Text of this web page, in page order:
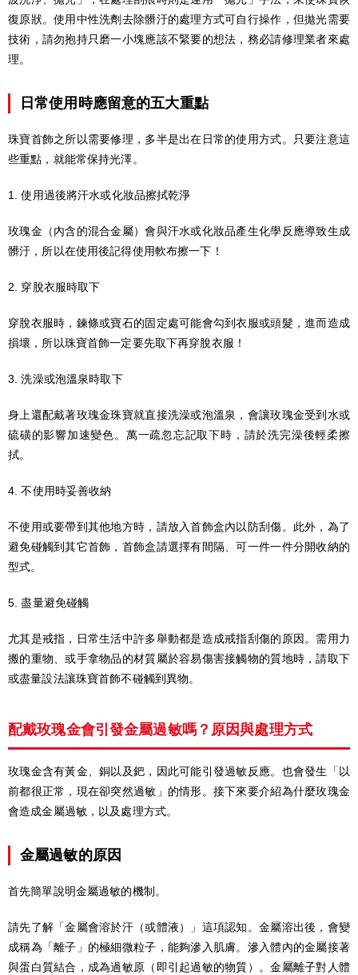
復原狀。使用中性洗劑去除髒汙的處理方式可自行操作，但拋光需要
技術，請勿抱持只磨一小塊應該不緊要的想法，務必請修理業者來處
理。
日常使用時應留意的五大重點
珠寶首飾之所以需要修理，多半是出在日常的使用方式。只要注意這
些重點，就能常保持光澤。
1. 使用過後將汗水或化妝品擦拭乾淨
玫瑰金（內含的混合金屬）會與汗水或化妝品產生化學反應導致生成
髒汙，所以在使用後記得使用軟布擦一下！
2. 穿脫衣服時取下
穿脫衣服時，鍊條或寶石的固定處可能會勾到衣服或頭髮，進而造成
損壞，所以珠寶首飾一定要先取下再穿脫衣服！
3. 洗澡或泡溫泉時取下
身上還配戴著玫瑰金珠寶就直接洗澡或泡溫泉，會讓玫瑰金受到水或
硫磺的影響加速變色。萬一疏忽忘記取下時，請於洗完澡後輕柔擦
拭。
4. 不使用時妥善收納
不使用或要帶到其他地方時，請放入首飾盒內以防刮傷。此外，為了
避免碰觸到其它首飾，首飾盒請選擇有間隔、可一件一件分開收納的
型式。
5. 盡量避免碰觸
尤其是戒指，日常生活中許多舉動都是造成戒指刮傷的原因。需用力
搬的重物、或手拿物品的材質屬於容易傷害接觸物的質地時，請取下
或盡量設法讓珠寶首飾不碰觸到異物。
配戴玫瑰金會引發金屬過敏嗎？原因與處理方式
玫瑰金含有黃金、銅以及鈀，因此可能引發過敏反應。也會發生「以
前都很正常，現在卻突然過敏」的情形。接下來要介紹為什麼玫瑰金
會造成金屬過敏，以及處理方式。
金屬過敏的原因
首先簡單說明金屬過敏的機制。
請先了解「金屬會溶於汗（或體液）」這項認知。金屬溶出後，會變
成稱為「離子」的極細微粒子，能夠滲入肌膚。滲入體內的金屬接著
與蛋白質結合，成為過敏原（即引起過敏的物質）。金屬離子對人體